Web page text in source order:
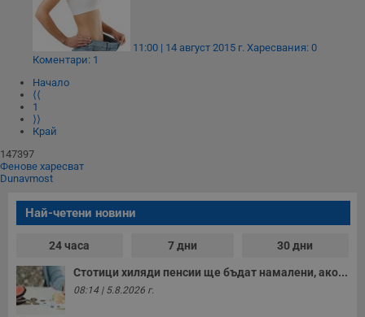
11:00 | 14 август 2015 г. Харесвания: 0
Коментари: 1
Начало
⟨⟨
1
⟩⟩
Край
147397
Фенове харесват
Dunavmost
Най-четени новини
24 часа 7 дни 30 дни
Стотици хиляди пенсии ще бъдат намалени, ако...
08:14 | 5.8.2026 г.